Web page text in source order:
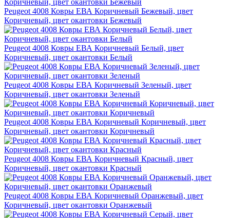
Peugeot 4008 Ковры ЕВА Коричневый Бежевый, цвет
Коричневый, цвет окантовки Бежевый
Peugeot 4008 Ковры ЕВА Коричневый Белый, цвет
Коричневый, цвет окантовки Белый
Peugeot 4008 Ковры ЕВА Коричневый Зеленый, цвет
Коричневый, цвет окантовки Зеленый
Peugeot 4008 Ковры ЕВА Коричневый Коричневый, цвет
Коричневый, цвет окантовки Коричневый
Peugeot 4008 Ковры ЕВА Коричневый Красный, цвет
Коричневый, цвет окантовки Красный
Peugeot 4008 Ковры ЕВА Коричневый Оранжевый, цвет
Коричневый, цвет окантовки Оранжевый